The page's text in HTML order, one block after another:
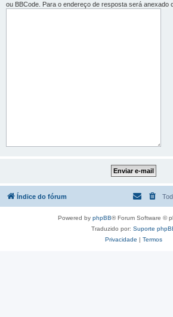
ou BBCode. Para o endereço de resposta será anexado
Índice do fórum
Powered by phpBB® Forum Software ©
Traduzido por: Suporte
Privacidade | Termos